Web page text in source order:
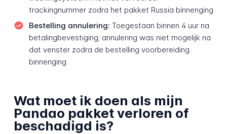
trackingnummer zodra het pakket Russia binnenging
Bestelling annulering: Toegestaan binnen 4 uur na
betalingbevestiging; annulering was niet mogelijk na
dat venster zodra de bestelling voorbereiding
binnenging
Wat moet ik doen als mijn
Pandao pakket verloren of
beschadigd is?